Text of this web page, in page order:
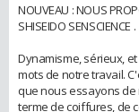
NOUVEAU : NOUS
SHISEIDO SENSCIENCE .
Dynamisme, sérieux,
mots de notre travail.
que nous essayons de
terme de coiffures, de